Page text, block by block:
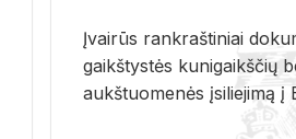
Įvai­rūs rank­raš­ti­niai
gaikš­tys­tės ku­ni­gaikš­čių
aukš­tuo­me­nės įsi­lie­ji­mą į